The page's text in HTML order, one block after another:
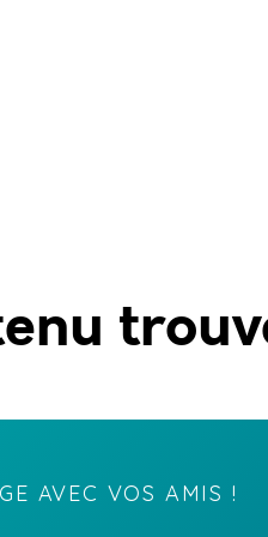
AVEC VOS AMIS !